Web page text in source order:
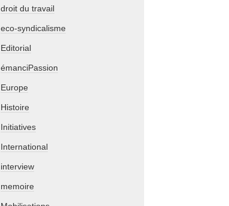
droit du travail
eco-syndicalisme
Editorial
émanciPassion
Europe
Histoire
Initiatives
International
interview
memoire